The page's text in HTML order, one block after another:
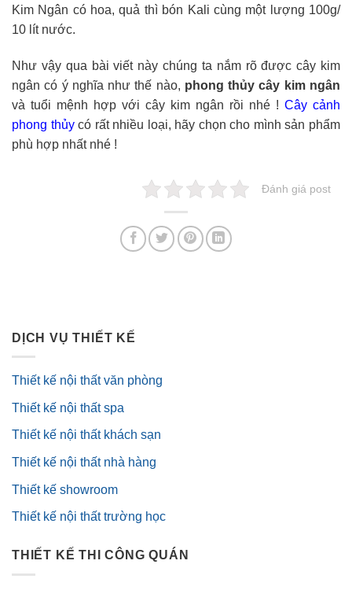
Kim Ngân có hoa, quả thì bón Kali cùng một lượng 100g/
10 lít nước.
Như vậy qua bài viết này chúng ta nắm rõ được cây kim
ngân có ý nghĩa như thế nào, phong thủy cây kim ngân
và tuổi mệnh hợp với cây kim ngân rồi nhé ! Cây cảnh
phong thủycó rất nhiều loại, hãy chọn cho mình sản phẩm
phù hợp nhất nhé !
Đánh giá post
DỊCH VỤ THIẾT KẾ
Thiết kế nội thất văn phòng
Thiết kế nội thất spa
Thiết kế nội thất khách sạn
Thiết kế nội thất nhà hàng
Thiết kế showroom
Thiết kế nội thất trường học
THIẾT KẾ THI CÔNG QUÁN